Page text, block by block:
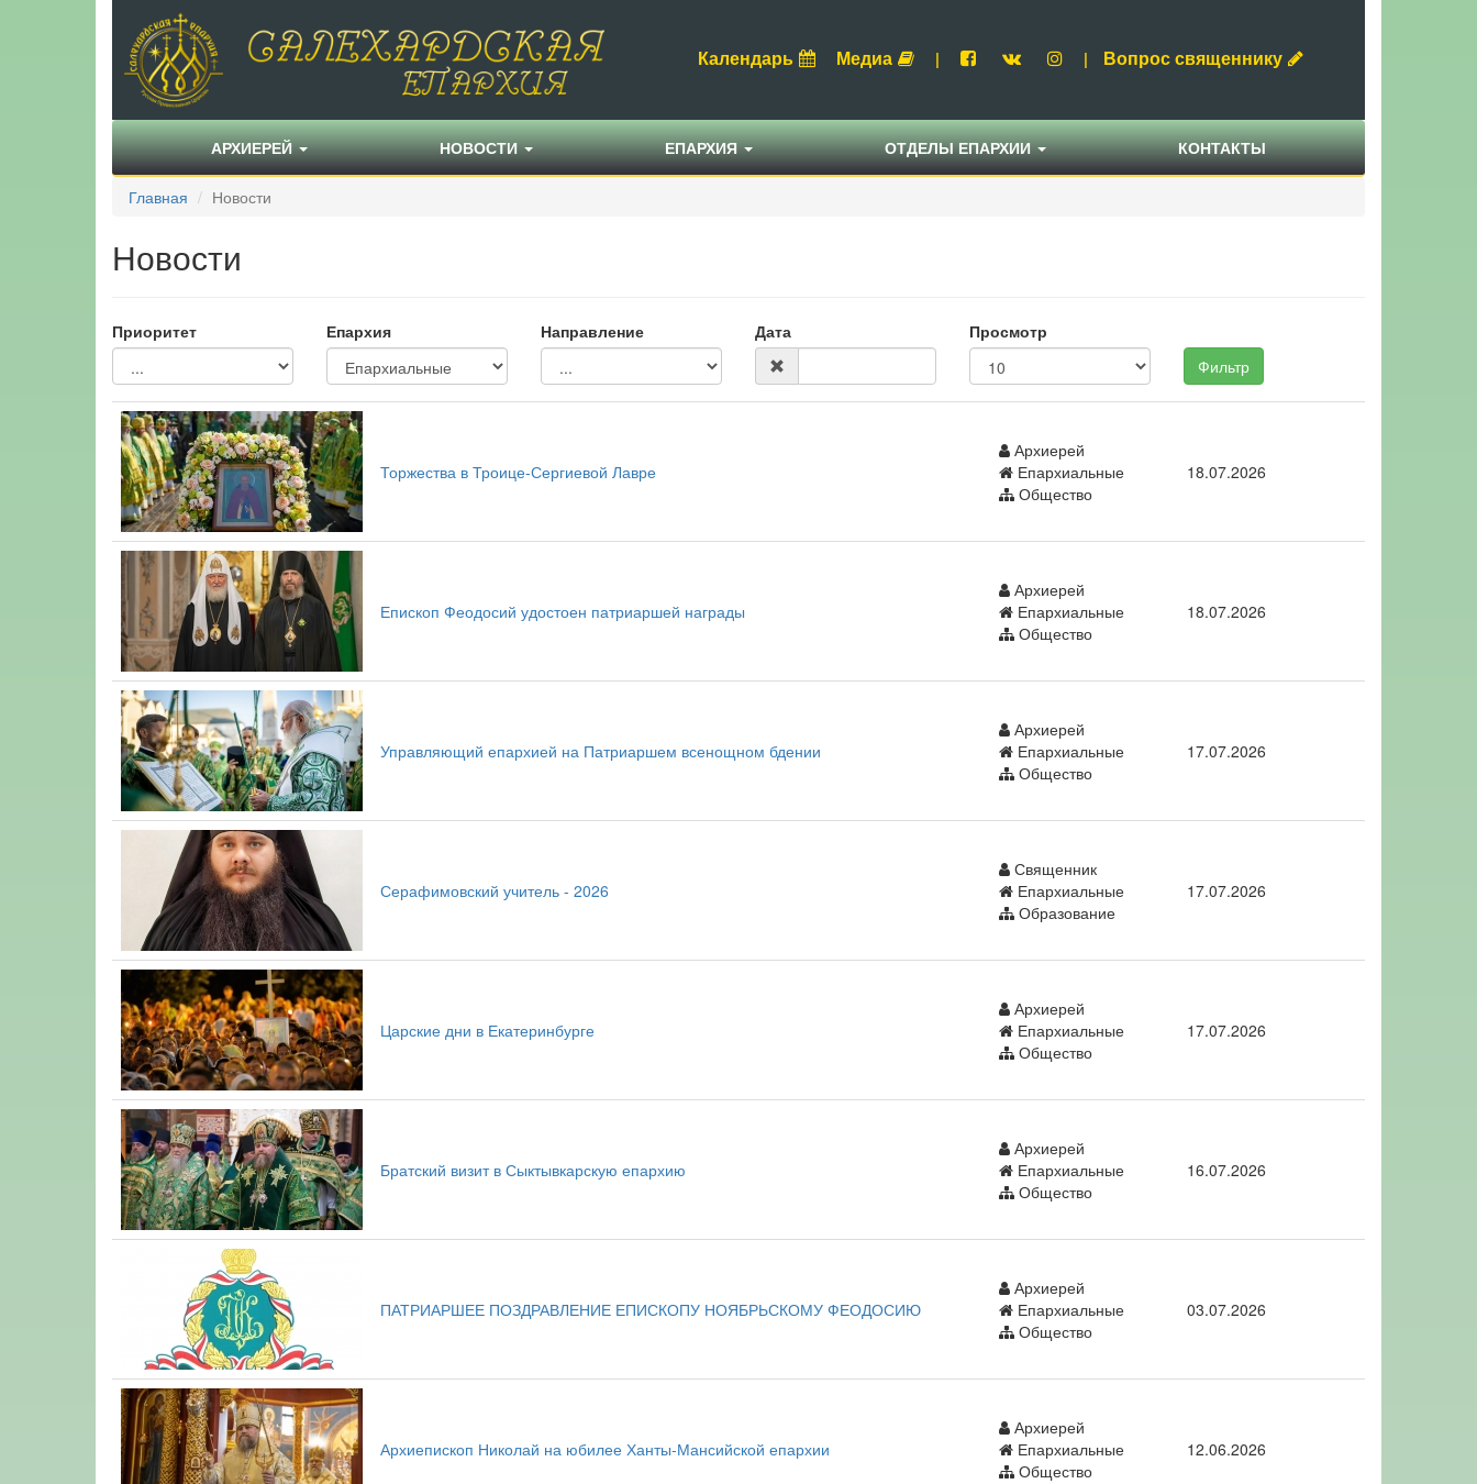
Календарь Медиа | | Вопрос священнику
АРХИЕРЕЙ НОВОСТИ ЕПАРХИЯ ОТДЕЛЫ ЕПАРХИИ КОНТАКТЫ
Главная Новости
Новости
Приоритет Епархия Направление Дата
Просмотр
Фильтр
Торжества в Троице-Сергиевой Лавре
Архиерей
Епархиальные
Общество
18.07.2026
Епископ Феодосий удостоен патриаршей награды
Архиерей
Епархиальные
Общество
18.07.2026
Управляющий епархией на Патриаршем всенощном бдении
Архиерей
Епархиальные
Общество
17.07.2026
Серафимовский учитель - 2026
Священник
Епархиальные
Образование
17.07.2026
Царские дни в Екатеринбурге
Архиерей
Епархиальные
Общество
17.07.2026
Братский визит в Сыктывкарскую епархию
Архиерей
Епархиальные
Общество
16.07.2026
ПАТРИАРШЕЕ ПОЗДРАВЛЕНИЕ ЕПИСКОПУ НОЯБРЬСКОМУ ФЕОДОСИЮ
Архиерей
Епархиальные
Общество
03.07.2026
Архиепископ Николай на юбилее Ханты-Мансийской епархии
Архиерей
Епархиальные
Общество
12.06.2026